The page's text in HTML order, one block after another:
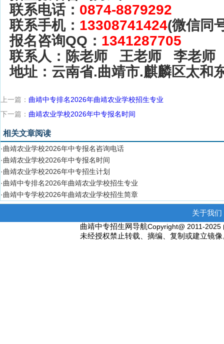
联系电话： 0874-8879292
联系手机： 13308741424(微信同
报名咨询QQ： 1341287705
联系人：陈老师 王老师 李老师
地址：云南省.曲靖市.麒麟区太和
上一篇： 曲靖中专排名2026年曲靖农业学校招生专业
下一篇： 曲靖农业学校2026年中专报名时间
相关文章阅读
·曲靖农业学校2026年中专报名咨询电话
·曲靖农业学校2026年中专报名时间
·曲靖农业学校2026年中专招生计划
·曲靖中专排名2026年曲靖农业学校招生专业
·曲靖中专学校2026年曲靖农业学校招生简章
关于我们
曲靖中专招生网导航Copyright@ 2011-2025
未经授权禁止转载、摘编、复制或建立镜